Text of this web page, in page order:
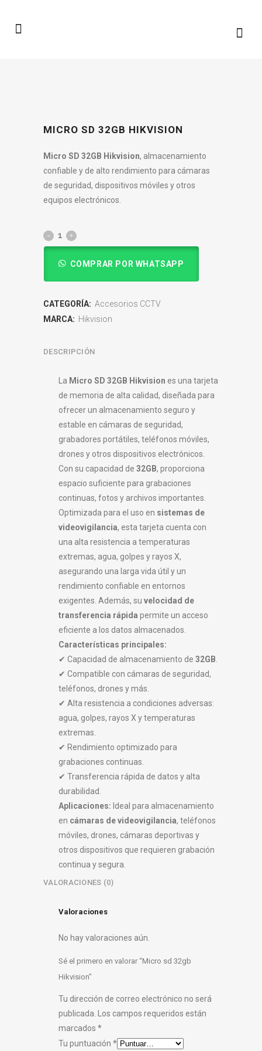
MICRO SD 32GB HIKVISION
Micro SD 32GB Hikvision, almacenamiento
confiable y de alto rendimiento para cámaras
de seguridad, dispositivos móviles y otros
equipos electrónicos.
COMPRAR POR WHATSAPP
CATEGORÍA: Accesorios CCTV
MARCA: Hikvision
DESCRIPCIÓN
La Micro SD 32GB Hikvision es una tarjeta
de memoria de alta calidad, diseñada para
ofrecer un almacenamiento seguro y
estable en cámaras de seguridad,
grabadores portátiles, teléfonos móviles,
drones y otros dispositivos electrónicos.
Con su capacidad de 32GB, proporciona
espacio suficiente para grabaciones
continuas, fotos y archivos importantes.
Optimizada para el uso en sistemas de
videovigilancia, esta tarjeta cuenta con
una alta resistencia a temperaturas
extremas, agua, golpes y rayos X,
asegurando una larga vida útil y un
rendimiento confiable en entornos
exigentes. Además, su velocidad de
transferencia rápida permite un acceso
eficiente a los datos almacenados.
Características principales:
✔ Capacidad de almacenamiento de 32GB
✔ Compatible con cámaras de seguridad,
teléfonos, drones y más.
✔ Alta resistencia a condiciones adversas:
agua, golpes, rayos X y temperaturas
extremas.
✔ Rendimiento optimizado para
grabaciones continuas.
✔ Transferencia rápida de datos y alta
durabilidad.
Aplicaciones: Ideal para almacenamiento
en cámaras de videovigilancia, teléfonos
móviles, drones, cámaras deportivas y
otros dispositivos que requieren grabación
continua y segura.
VALORACIONES (0)
Valoraciones
No hay valoraciones aún.
Sé el primero en valorar “Micro sd 32gb
Hikvision”
Tu dirección de correo electrónico no será
publicada.
Los campos requeridos están
marcados *
Tu puntuación *